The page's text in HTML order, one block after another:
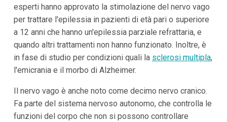
esperti hanno approvato la stimolazione del nervo vago
per trattare l'epilessia in pazienti di età pari o superiore
a 12 anni che hanno un'epilessia parziale refrattaria, e
quando altri trattamenti non hanno funzionato. Inoltre, è
in fase di studio per condizioni quali la sclerosi multipla,
l'emicrania e il morbo di Alzheimer.
Il nervo vago è anche noto come decimo nervo cranico.
Fa parte del sistema nervoso autonomo, che controlla le
funzioni del corpo che non si possono controllare